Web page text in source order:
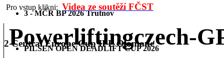
3 - MČR BP 2026 Trutnov
PILSEN OPEN DEADLIFT CUP 2026
Pro vstup klikni: Videa ze soutěží FČST
2 Central Europe Cup IPL Olomouc
Powerliftingczech-